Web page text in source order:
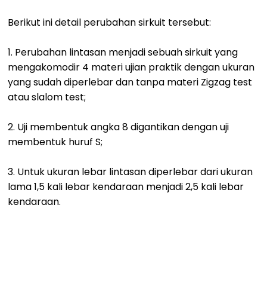
Berikut ini detail perubahan sirkuit tersebut:
1. Perubahan lintasan menjadi sebuah sirkuit yang
mengakomodir 4 materi ujian praktik dengan ukuran
yang sudah diperlebar dan tanpa materi Zigzag test
atau slalom test;
2. Uji membentuk angka 8 digantikan dengan uji
membentuk huruf S;
3. Untuk ukuran lebar lintasan diperlebar dari ukuran
lama 1,5 kali lebar kendaraan menjadi 2,5 kali lebar
kendaraan.